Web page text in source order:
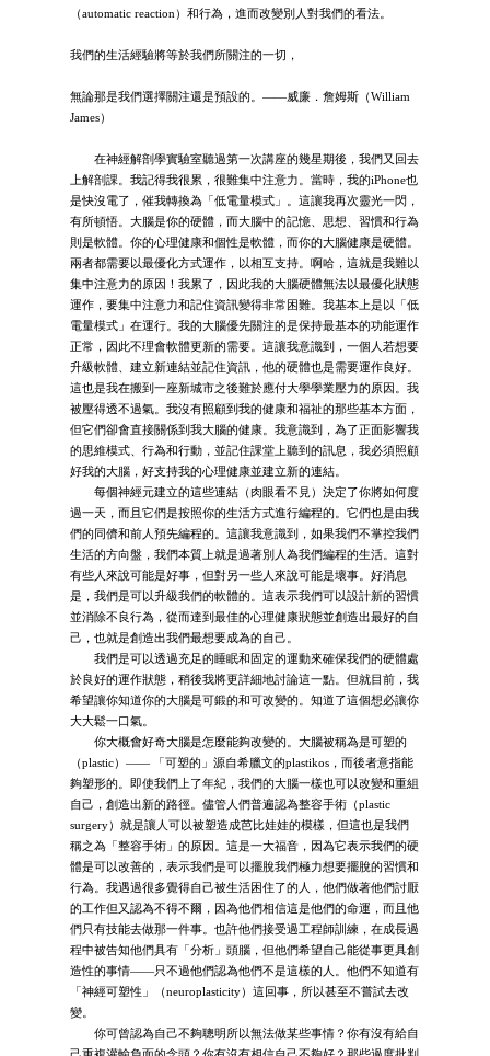
（automatic reaction）和行為，進而改變別人對我們的看法。
我們的生活經驗將等於我們所關注的一切，
無論那是我們選擇關注還是預設的。——威廉．詹姆斯（William
James）
在神經解剖學實驗室聽過第一次講座的幾星期後，我們又回去
上解剖課。我記得我很累，很難集中注意力。當時，我的iPhone也
是快沒電了，催我轉換為「低電量模式」。這讓我再次靈光一閃，
有所頓悟。大腦是你的硬體，而大腦中的記憶、思想、習慣和行為
則是軟體。你的心理健康和個性是軟體，而你的大腦健康是硬體。
兩者都需要以最優化方式運作，以相互支持。啊哈，這就是我難以
集中注意力的原因！我累了，因此我的大腦硬體無法以最優化狀態
運作，要集中注意力和記住資訊變得非常困難。我基本上是以「低
電量模式」在運行。我的大腦優先關注的是保持最基本的功能運作
正常，因此不理會軟體更新的需要。這讓我意識到，一個人若想要
升級軟體、建立新連結並記住資訊，他的硬體也是需要運作良好。
這也是我在搬到一座新城市之後難於應付大學學業壓力的原因。我
被壓得透不過氣。我沒有照顧到我的健康和福祉的那些基本方面，
但它們卻會直接關係到我大腦的健康。我意識到，為了正面影響我
的思維模式、行為和行動，並記住課堂上聽到的訊息，我必須照顧
好我的大腦，好支持我的心理健康並建立新的連結。
每個神經元建立的這些連結（肉眼看不見）決定了你將如何度
過一天，而且它們是按照你的生活方式進行編程的。它們也是由我
們的同儕和前人預先編程的。這讓我意識到，如果我們不掌控我們
生活的方向盤，我們本質上就是過著別人為我們編程的生活。這對
有些人來說可能是好事，但對另一些人來說可能是壞事。好消息
是，我們是可以升級我們的軟體的。這表示我們可以設計新的習慣
並消除不良行為，從而達到最佳的心理健康狀態並創造出最好的自
己，也就是創造出我們最想要成為的自己。
我們是可以透過充足的睡眠和固定的運動來確保我們的硬體處
於良好的運作狀態，稍後我將更詳細地討論這一點。但就目前，我
希望讓你知道你的大腦是可鍛的和可改變的。知道了這個想必讓你
大大鬆一口氣。
你大概會好奇大腦是怎麼能夠改變的。大腦被稱為是可塑的
（plastic）—— 「可塑的」源自希臘文的plastikos，而後者意指能
夠塑形的。即使我們上了年紀，我們的大腦一樣也可以改變和重組
自己，創造出新的路徑。儘管人們普遍認為整容手術（plastic
surgery）就是讓人可以被塑造成芭比娃娃的模樣，但這也是我們
稱之為「整容手術」的原因。這是一大福音，因為它表示我們的硬
體是可以改善的，表示我們是可以擺脫我們極力想要擺脫的習慣和
行為。我遇過很多覺得自己被生活困住了的人，他們做著他們討厭
的工作但又認為不得不爾，因為他們相信這是他們的命運，而且他
們只有技能去做那一件事。也許他們接受過工程師訓練，在成長過
程中被告知他們具有「分析」頭腦，但他們希望自己能從事更具創
造性的事情——只不過他們認為他們不是這樣的人。他們不知道有
「神經可塑性」（neuroplasticity）這回事，所以甚至不嘗試去改
變。
你可曾認為自己不夠聰明所以無法做某些事情？你有沒有給自